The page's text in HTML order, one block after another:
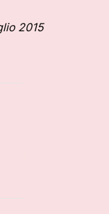
2015